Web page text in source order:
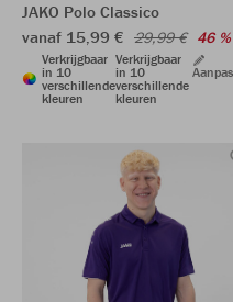
JAKO Polo Classico
vanaf 15,99 € 29,99 € 46 %
Verkrijgbaar
in 10
verschillende
kleuren
Verkrijgbaar
in 10
verschillende
kleuren